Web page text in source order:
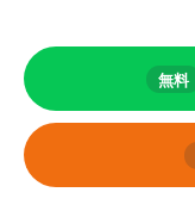
無料